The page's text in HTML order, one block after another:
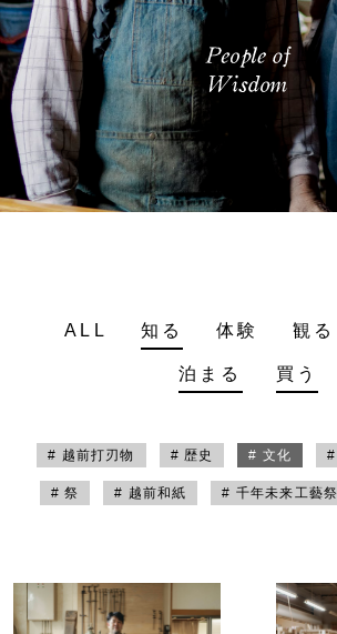
ALL 知る 体験 観る
泊まる 買う
# 越前打刃物 # 歴史 # 文化
# 祭 # 越前和紙 # 千年未来工藝祭